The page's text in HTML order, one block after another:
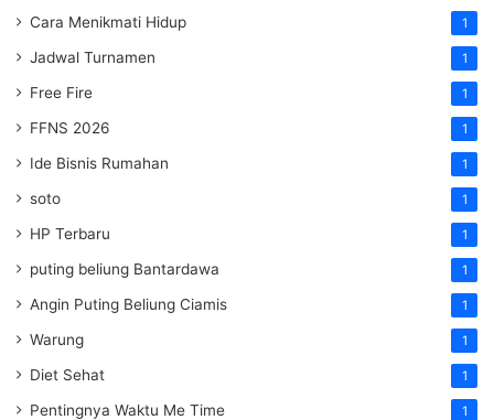
Cara Menikmati Hidup 1
Jadwal Turnamen 1
Free Fire 1
FFNS 2026 1
Ide Bisnis Rumahan 1
soto 1
HP Terbaru 1
puting beliung Bantardawa 1
Angin Puting Beliung Ciamis 1
Warung 1
Diet Sehat 1
Pentingnya Waktu Me Time 1